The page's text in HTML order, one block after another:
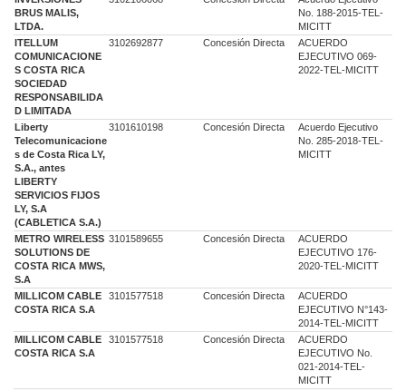
BRUS MALIS,
LTDA.
No. 188-2015-TEL-
MICITT
ITELLUM
COMUNICACIONE
S COSTA RICA
SOCIEDAD
RESPONSABILIDA
D LIMITADA
3102692877 Concesión Directa
ACUERDO
EJECUTIVO 069-
2022-TEL-MICITT
Liberty
Telecomunicacione
s de Costa Rica LY,
S.A., antes
LIBERTY
SERVICIOS FIJOS
LY, S.A
(CABLETICA S.A.)
3101610198 Concesión Directa
Acuerdo Ejecutivo
No. 285-2018-TEL-
MICITT
METRO WIRELESS
SOLUTIONS DE
COSTA RICA MWS,
S.A
3101589655 Concesión Directa
ACUERDO
EJECUTIVO 176-
2020-TEL-MICITT
MILLICOM CABLE
COSTA RICA S.A
3101577518 Concesión Directa
ACUERDO
EJECUTIVO N°143-
2014-TEL-MICITT
MILLICOM CABLE
COSTA RICA S.A
3101577518 Concesión Directa
ACUERDO
EJECUTIVO No.
021-2014-TEL-
MICITT